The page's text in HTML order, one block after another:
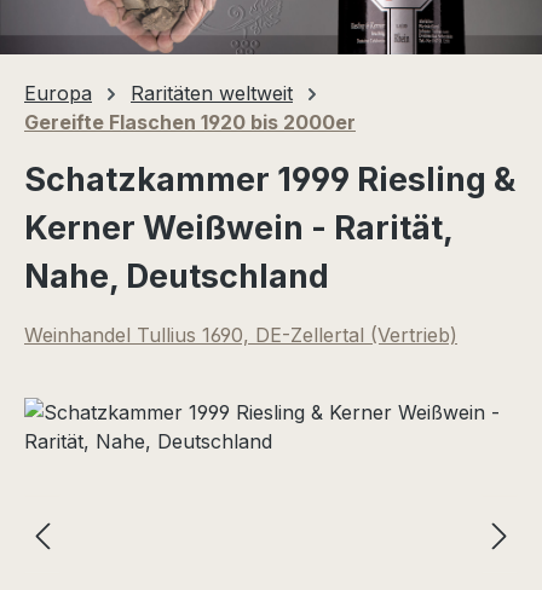
Europa
Raritäten weltweit
Gereifte Flaschen 1920 bis 2000er
Schatzkammer 1999 Riesling &
Kerner Weißwein - Rarität,
Nahe, Deutschland
Weinhandel Tullius 1690, DE-Zellertal (Vertrieb)
Bildergalerie überspringen